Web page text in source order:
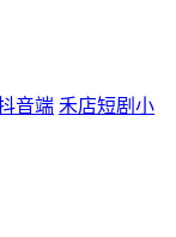
音端 禾店短剧小